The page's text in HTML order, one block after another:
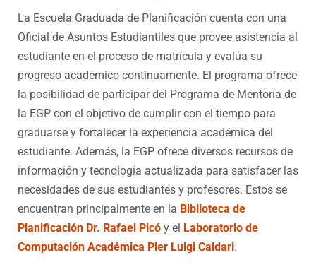
La Escuela Graduada de Planificación cuenta con una
Oficial de Asuntos Estudiantiles que provee asistencia al
estudiante en el proceso de matrícula y evalúa su
progreso académico continuamente. El programa ofrece
la posibilidad de participar del Programa de Mentoría de
la EGP con el objetivo de cumplir con el tiempo para
graduarse y fortalecer la experiencia académica del
estudiante. Además, la EGP ofrece diversos recursos de
información y tecnología actualizada para satisfacer las
necesidades de sus estudiantes y profesores. Estos se
encuentran principalmente en la Biblioteca de
Planificación Dr. Rafael Picó y el Laboratorio de
Computación Académica Pier Luigi Caldari.